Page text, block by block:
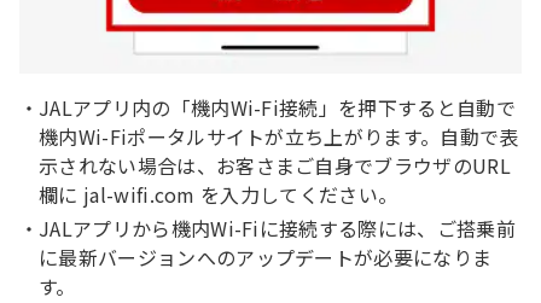
JALアプリ内の「機内Wi-Fi接続」を押下すると自動で
機内Wi-Fiポータルサイトが立ち上がります。自動で表
示されない場合は、お客さまご自身でブラウザのURL
欄に jal-wifi.com を入力してください。
JALアプリから機内Wi-Fiに接続する際には、ご搭乗前
に最新バージョンへのアップデートが必要になりま
す。